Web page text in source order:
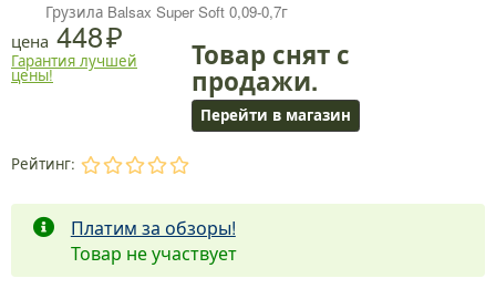
Грузила Balsax Super Soft 0,09-0,7г
цена 448
Гарантия лучшей
цены!
Товар снят с
продажи.
Перейти в магазин
Рейтинг:
Платим за обзоры!
Товар не участвует